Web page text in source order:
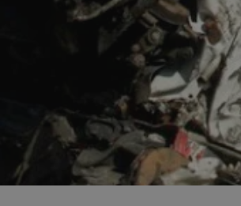
Niezbędne pliki
zarządzanie
Nazwa
SessID
QeSessID
MvSessID